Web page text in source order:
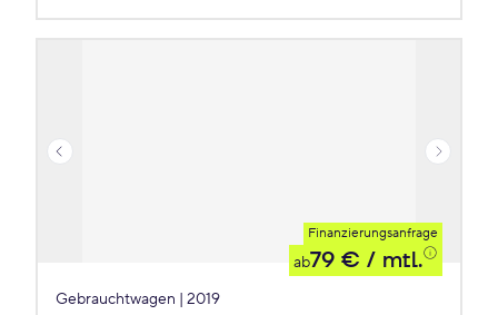
Finanzierungsanfrage
ab79 € / mtl.
Gebrauchtwagen | 2019